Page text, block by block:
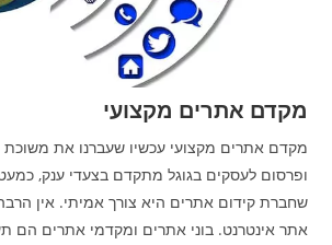
מקדם אתרים מקצועי
מקדם אתרים מקצועי עכשיו שעברנו את משוכת
ופרסום לעסקים בגוגל מתקדם בצעדי ענק,
שחברת קידום אתרים היא צורך אמיתי. אין
אתר אינטרנט. בוני אתרים ומקדמי אתרים הם